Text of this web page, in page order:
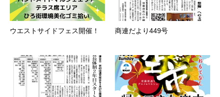
ウエストサイドフェス開催！ 商連だより449号